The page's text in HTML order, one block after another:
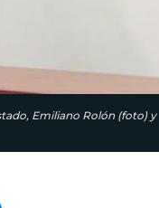
Emiliano Rolón (foto) y